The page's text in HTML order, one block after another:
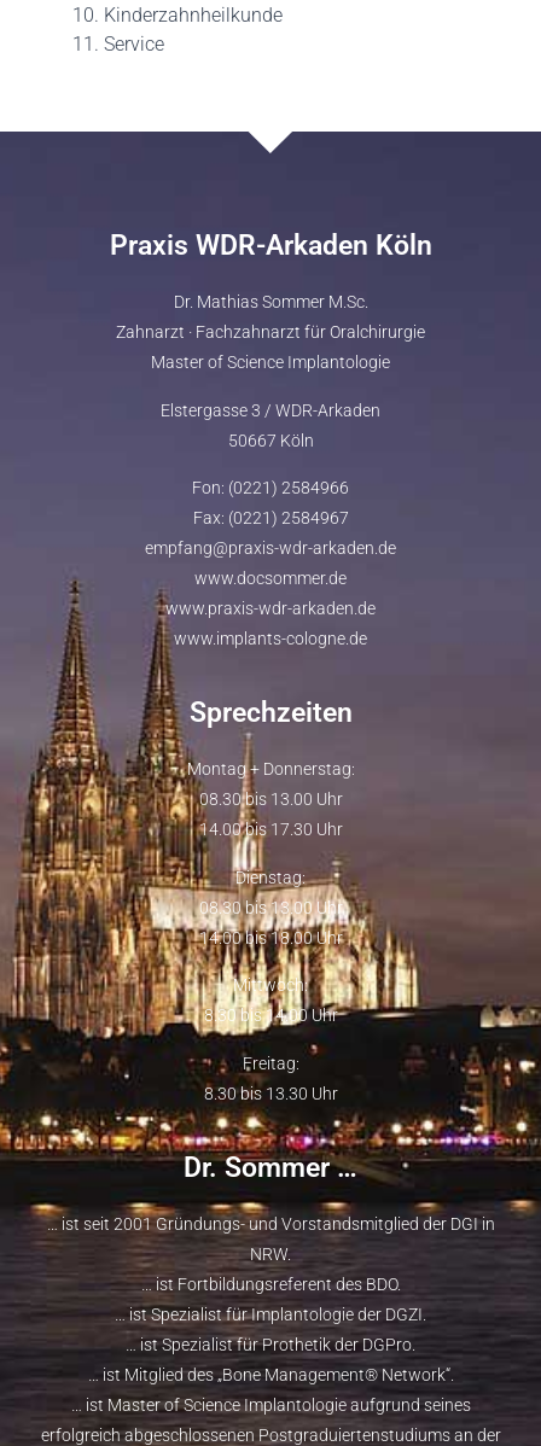
10. Kinderzahnheilkunde
11. Service
Praxis WDR-Arkaden Köln
Dr. Mathias Sommer M.Sc.
Zahnarzt · Fachzahnarzt für Oralchirurgie
Master of Science Implantologie
Elstergasse 3 / WDR-Arkaden
50667 Köln
Fon: (0221) 2584966
Fax: (0221) 2584967
empfang@praxis-wdr-arkaden.de
www.docsommer.de
www.praxis-wdr-arkaden.de
www.implants-cologne.de
Sprechzeiten
Montag + Donnerstag:
08.30 bis 13.00 Uhr
14.00 bis 17.30 Uhr
Dienstag:
08.30 bis 13.00 Uhr
14.00 bis 18.00 Uhr
Mittwoch:
8.30 bis 14.00 Uhr
Freitag:
8.30 bis 13.30 Uhr
Dr. Sommer …
… ist seit 2001 Gründungs- und Vorstandsmitglied der DGIin
NRW.
… ist Fortbildungsreferent des BDO.
… ist Spezialist für Implantologie der DGZI
… ist Spezialist für Prothetik derDGPro
… ist Mitglied des „Bone Management® Network“.
… ist Master of Science Implantologieaufgrund seines
erfolgreich abgeschlossenen Postgraduiertenstudiums an der